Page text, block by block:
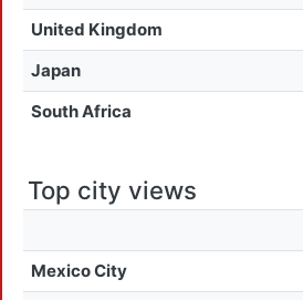
United Kingdom
Japan
South Africa
Top city views
Mexico City